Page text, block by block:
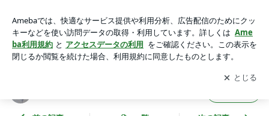
アプリをダウンロードして ブログの更新通知
を受け取りまし
ょう。
開く